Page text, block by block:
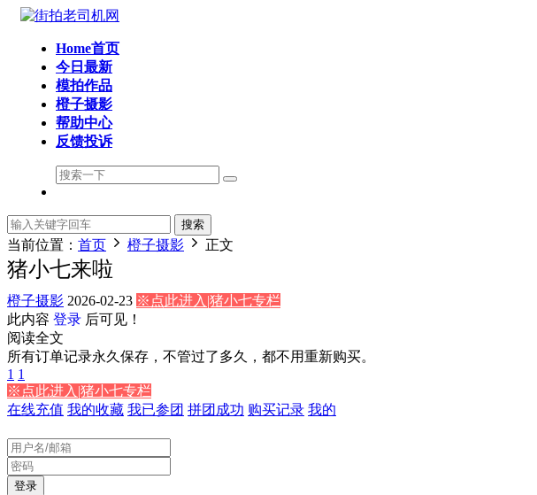
Home首页
今日最新
模拍作品
橙子摄影
帮助中心
反馈投诉
搜索
当前位置： 首页 橙子摄影 正文
猪小七来啦
橙子摄影 2026-02-23 ※点此进入|猪小七专栏
此内容 登录 后可见！
阅读全文
所有订单记录永久保存，不管过了多久，都不用重新购买。
1 1
※点此进入|猪小七专栏
在线充值 我的收藏 我已参团 拼团成功 购买记录 我的